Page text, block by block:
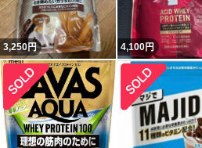
3,250円 4,100円